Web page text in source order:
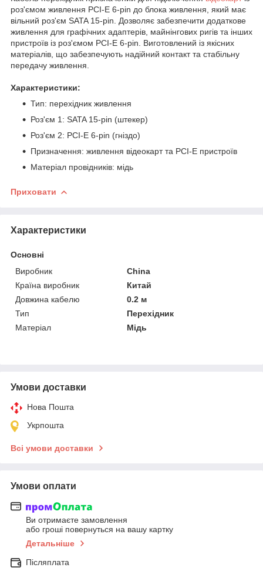
роз'ємом живлення PCI-E 6-pin до блока живлення, який має
вільний роз'єм SATA 15-pin. Дозволяє забезпечити додаткове
живлення для графічних адаптерів, майнінгових ригів та інших
пристроїв із роз'ємом PCI-E 6-pin. Виготовлений із якісних
матеріалів, що забезпечують надійний контакт та стабільну
передачу живлення.
Характеристики:
Тип: перехідник живлення
Роз'єм 1: SATA 15-pin (штекер)
Роз'єм 2: PCI-E 6-pin (гніздо)
Призначення: живлення відеокарт та PCI-E пристроїв
Матеріал провідників: мідь
Приховати
Характеристики
Основні
Виробник
China
Країна виробник
Китай
Довжина кабелю
0.2 м
Тип
Перехідник
Матеріал
Мідь
Умови доставки
Нова Пошта
Укрпошта
Всі умови доставки
Умови оплати
Ви отримаєте замовлення
або гроші повернуться на вашу картку
Детальніше
Післяплата